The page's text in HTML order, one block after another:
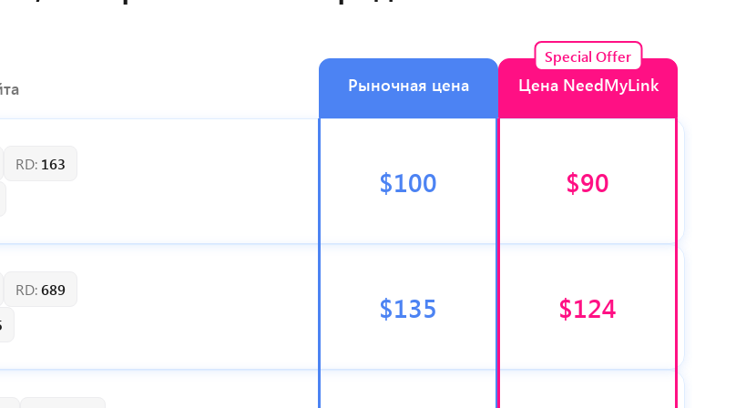
Рыночная цена
Special Offer
Цена NeedMyLink
RD: 163
$100 $90
RD:689
$135 $124